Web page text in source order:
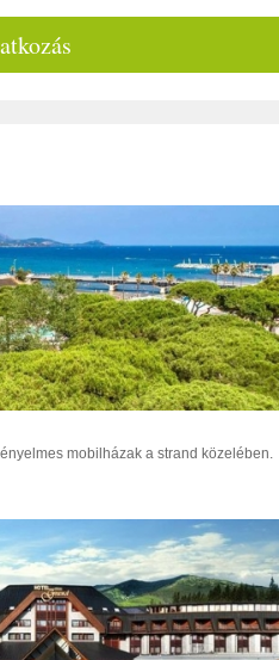
mobilházak a strand közelében.